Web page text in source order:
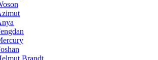
Brandt